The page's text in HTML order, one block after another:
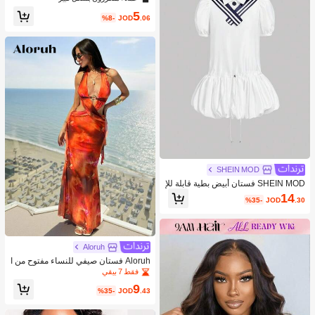
SHEIN MOD
SHEIN MOD فستان أبيض بطية قابلة للإ
زالة والياقة الكحلية للسيدات
JOD14.30
%35-
نوية والتخرج وموضة الربيع
JOD5.06
%8-
Aloruh
Aloruh فستان صيفي للنساء مفتوح من ا
لظهر وملتف عند الرقبة
فقط 7 بيقي
JOD9.43
%35-